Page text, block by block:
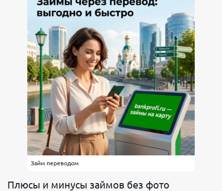
Займ переводом
Плюсы и минусы займов без фото